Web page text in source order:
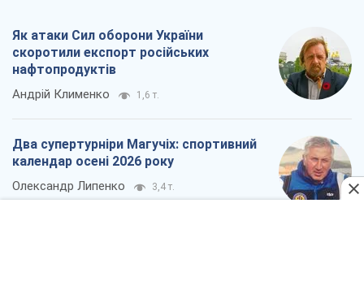
Як атаки Сил оборони України
скоротили експорт російських
нафтопродуктів
Андрій Клименко 1,6 т.
Два супертурніри Магучіх: спортивний
календар осені 2026 року
Олександр Липенко 3,4 т.